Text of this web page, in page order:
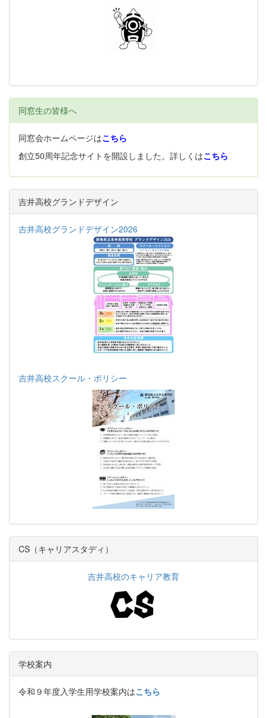
同窓生の皆様へ
同窓会ホームページはこちら
創立50周年記念サイトを開設しました。詳しくはこちら
吉井高校グランドデザイン
吉井高校グランドデザイン2026
吉井高校スクール・ポリシー
CS（キャリアスタディ）
吉井高校のキャリア教育
学校案内
令和９年度入学生用学校案内はこちら